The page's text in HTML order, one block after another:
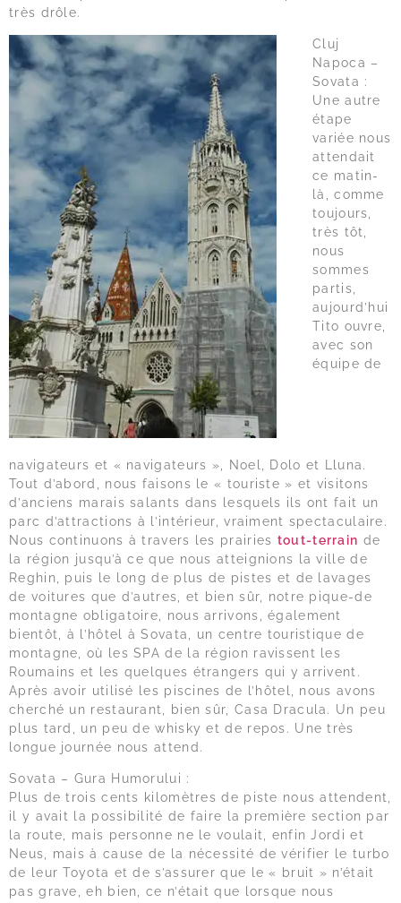
très drôle.
Cluj
Napoca –
Sovata :
Une autre
étape
variée nous
attendait
ce matin-
là, comme
toujours,
très tôt,
nous
sommes
partis,
aujourd’hui
Tito ouvre,
avec son
équipe de
navigateurs et « navigateurs », Noel, Dolo et Lluna.
Tout d’abord, nous faisons le « touriste » et visitons
d’anciens marais salants dans lesquels ils ont fait un
parc d’attractions à l’intérieur, vraiment spectaculaire.
Nous continuons à travers les prairies tout-terrain de
la région jusqu’à ce que nous atteignions la ville de
Reghin, puis le long de plus de pistes et de lavages
de voitures que d’autres, et bien sûr, notre pique-de
montagne obligatoire, nous arrivons, également
bientôt, à l’hôtel à Sovata, un centre touristique de
montagne, où les SPA de la région ravissent les
Roumains et les quelques étrangers qui y arrivent.
Après avoir utilisé les piscines de l’hôtel, nous avons
cherché un restaurant, bien sûr, Casa Dracula. Un peu
plus tard, un peu de whisky et de repos. Une très
longue journée nous attend.
Sovata – Gura Humorului :
Plus de trois cents kilomètres de piste nous attendent,
il y avait la possibilité de faire la première section par
la route, mais personne ne le voulait, enfin Jordi et
Neus, mais à cause de la nécessité de vérifier le turbo
de leur Toyota et de s’assurer que le « bruit » n’était
pas grave, eh bien, ce n’était que lorsque nous